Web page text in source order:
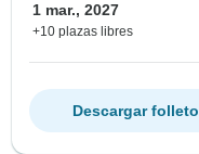
1 mar., 2027
+10 plazas libres
Descargar folleto